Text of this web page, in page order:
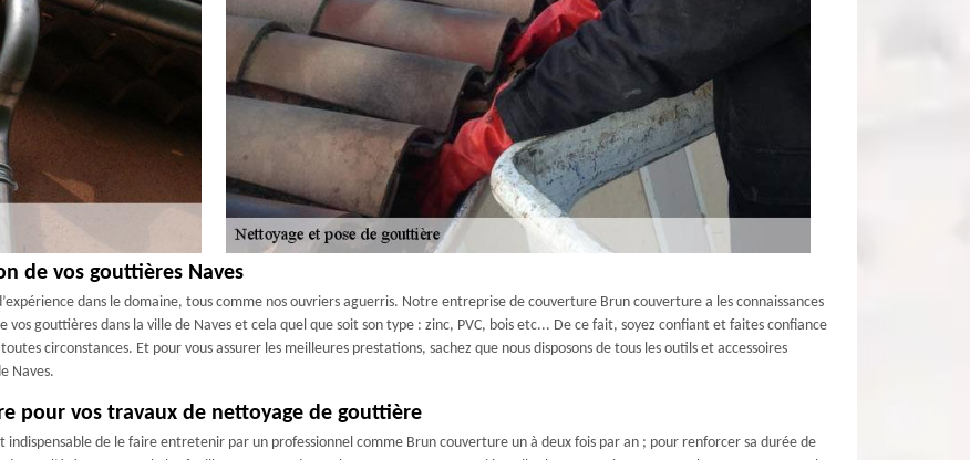
de vos gouttières Naves
dans le domaine, tous comme nos ouvriers aguerris. Notre entreprise de couverture Brun couverture a les connaissances
gouttières dans la ville de Naves et cela quel que soit son type : zinc, PVC, bois etc... De ce fait, soyez confiant et faites confiance
circonstances. Et pour vous assurer les meilleures prestations, sachez que nous disposons de tous les outils et accessoires
Naves.
pour vos travaux de nettoyage de gouttière
indispensable de le faire entretenir par un professionnel comme Brun couverture un à deux fois par an ; pour renforcer sa durée de